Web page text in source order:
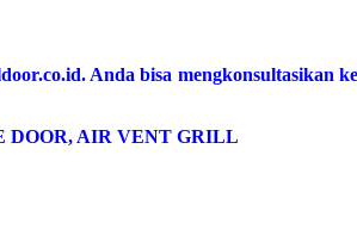
Anda bisa mengkonsultasikan
DOOR, AIR VENT GRILL